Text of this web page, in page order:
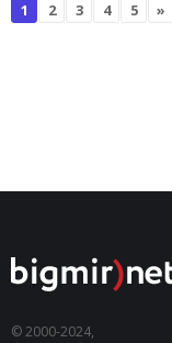
1 2 3 4 5 »
© 2000-2024,